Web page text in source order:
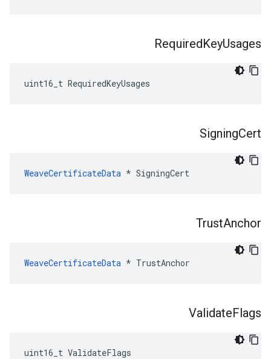
RequiredKeyUsages
uint16_t RequiredKeyUsages
SigningCert
WeaveCertificateData * SigningCert
TrustAnchor
WeaveCertificateData * TrustAnchor
ValidateFlags
uint16_t ValidateFlags